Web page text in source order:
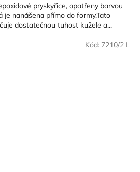
pryskyřice, opatřeny barvou
je nanášena přímo do formy.Tato
dostatečnou tuhost kužele a...
Kód: 7210/2 L